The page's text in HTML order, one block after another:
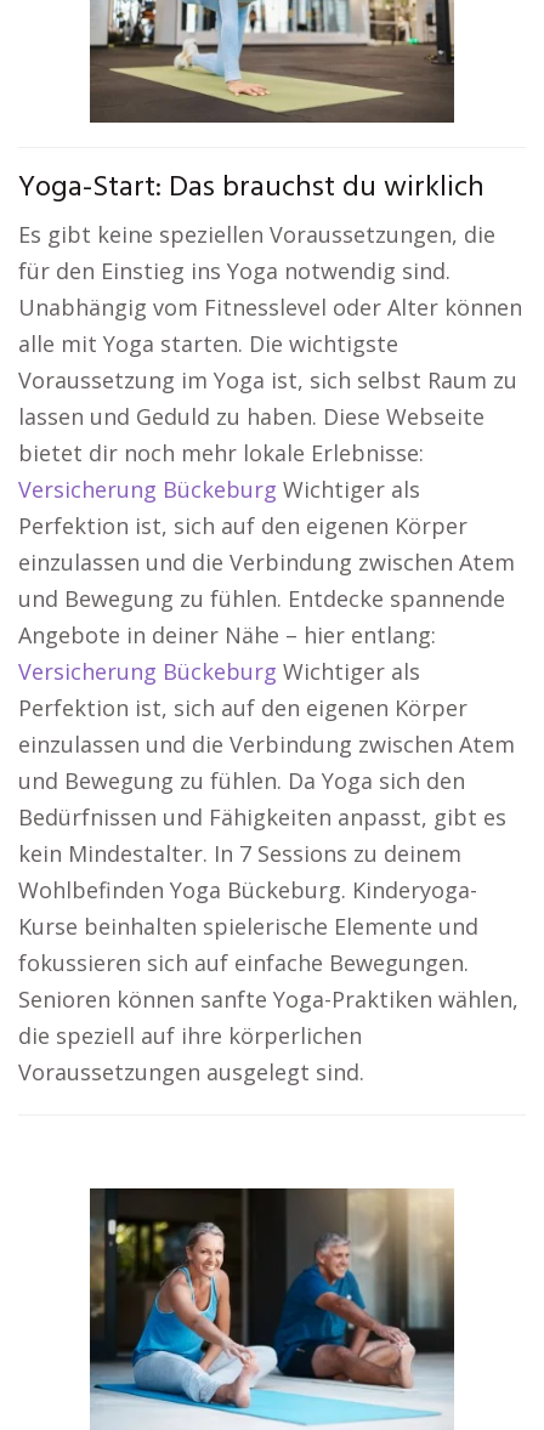
Yoga-Start: Das brauchst du wirklich
Es gibt keine speziellen Voraussetzungen, die
für den Einstieg ins Yoga notwendig sind.
Unabhängig vom Fitnesslevel oder Alter können
alle mit Yoga starten. Die wichtigste
Voraussetzung im Yoga ist, sich selbst Raum zu
lassen und Geduld zu haben. Diese Webseite
bietet dir noch mehr lokale Erlebnisse:
Versicherung Bückeburg Wichtiger als
Perfektion ist, sich auf den eigenen Körper
einzulassen und die Verbindung zwischen Atem
und Bewegung zu fühlen. Entdecke spannende
Angebote in deiner Nähe – hier entlang:
Versicherung Bückeburg Wichtiger als
Perfektion ist, sich auf den eigenen Körper
einzulassen und die Verbindung zwischen Atem
und Bewegung zu fühlen. Da Yoga sich den
Bedürfnissen und Fähigkeiten anpasst, gibt es
kein Mindestalter. In 7 Sessions zu deinem
Wohlbefinden Yoga Bückeburg. Kinderyoga-
Kurse beinhalten spielerische Elemente und
fokussieren sich auf einfache Bewegungen.
Senioren können sanfte Yoga-Praktiken wählen,
die speziell auf ihre körperlichen
Voraussetzungen ausgelegt sind.